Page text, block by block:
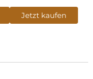
Jetzt kaufen